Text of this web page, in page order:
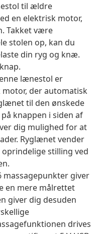
til ældre
en elektrisk motor,
Takket være
stolen op, kan du
din ryg og knæ.
lænestol er
der automatisk
til den ønskede
knappen i siden af
dig mulighed for at
Ryglænet vender
stilling ved
massagepunkter giver
en mere målrettet
giver dig desuden
drives